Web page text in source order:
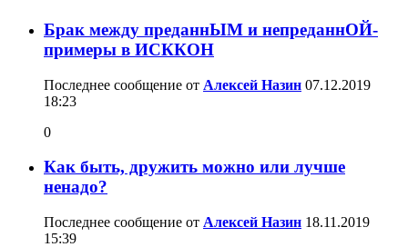
Брак между преданнЫМ и непреданнОЙ-
примеры в ИСККОН
Последнее сообщение от Алексей Назин 07.12.2019
18:23
0
Как быть, дружить можно или лучше
ненадо?
Последнее сообщение от Алексей Назин 18.11.2019
15:39